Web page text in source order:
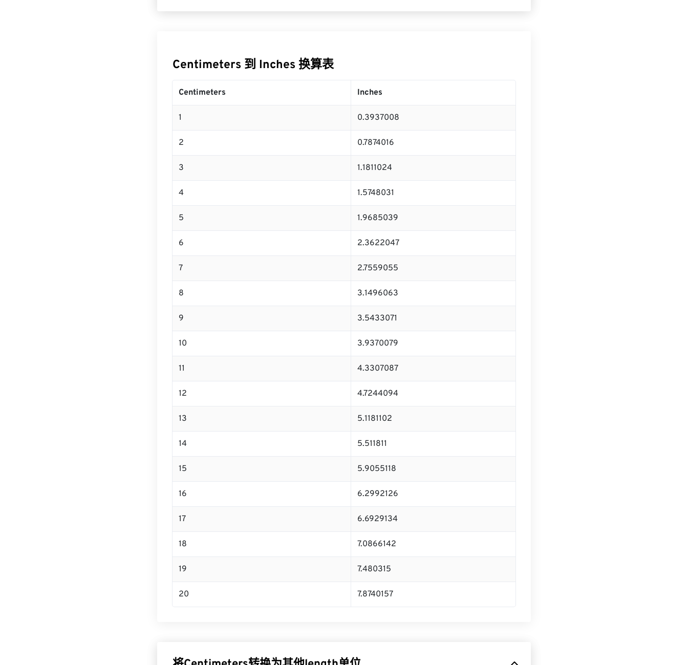
Centimeters 到 Inches 换算表
Centimeters Inches
1 0.3937008
2 0.7874016
3 1.1811024
4 1.5748031
5 1.9685039
6 2.3622047
7 2.7559055
8 3.1496063
9 3.5433071
10 3.9370079
11 4.3307087
12 4.7244094
13 5.1181102
14 5.511811
15 5.9055118
16 6.2992126
17 6.6929134
18 7.0866142
19 7.480315
20 7.8740157